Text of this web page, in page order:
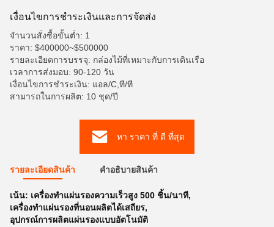
เงื่อนไขการชําระเงินและการจัดส่ง
จำนวนสั่งซื้อขั้นต่ำ: 1
ราคา: $400000~$500000
รายละเอียดการบรรจุ: กล่องไม้ที่เหมาะกับการเดินเรือ
เวลาการส่งมอบ: 90-120 วัน
เงื่อนไขการชำระเงิน: แอล/C,ที/ที
สามารถในการผลิต: 10 ชุด/ปี
หา ราคา ที่ ดี ที่สุด
รายละเอียดสินค้า คําอธิบายสินค้า
เน้น: เครื่องทำแผ่นรองความเร็วสูง 500 ชิ้น/นาที,
เครื่องทำแผ่นรองที่นอนผลิตได้เสถียร,
อุปกรณ์การผลิตแผ่นรองแบบอัตโนมัติ